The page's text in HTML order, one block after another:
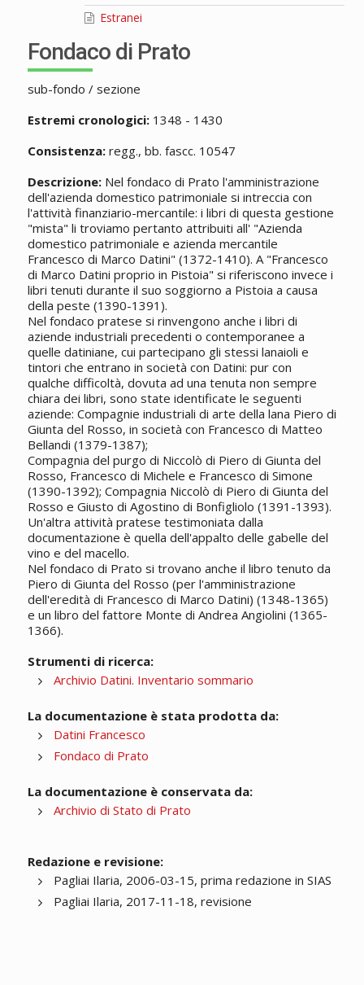
Estranei
Fondaco di Prato
sub-fondo / sezione
Estremi cronologici:1348 - 1430
Consistenza:regg., bb. fascc. 10547
Descrizione:Nel fondaco di Prato l'amministrazione
dell'azienda domestico patrimoniale si intreccia con
l'attività finanziario-mercantile: i libri di questa gestione
"mista" li troviamo pertanto attribuiti all' "Azienda
domestico patrimoniale e azienda mercantile
Francesco di Marco Datini" (1372-1410). A "Francesco
di Marco Datini proprio in Pistoia" si riferiscono invece i
libri tenuti durante il suo soggiorno a Pistoia a causa
della peste (1390-1391).
Nel fondaco pratese si rinvengono anche i libri di
aziende industriali precedenti o contemporanee a
quelle datiniane, cui partecipano gli stessi lanaioli e
tintori che entrano in società con Datini: pur con
qualche difficoltà, dovuta ad una tenuta non sempre
chiara dei libri, sono state identificate le seguenti
aziende: Compagnie industriali di arte della lana Piero di
Giunta del Rosso, in società con Francesco di Matteo
Bellandi (1379-1387);
Compagnia del purgo di Niccolò di Piero di Giunta del
Rosso, Francesco di Michele e Francesco di Simone
(1390-1392); Compagnia Niccolò di Piero di Giunta del
Rosso e Giusto di Agostino di Bonfigliolo (1391-1393).
Un'altra attività pratese testimoniata dalla
documentazione è quella dell'appalto delle gabelle del
vino e del macello.
Nel fondaco di Prato si trovano anche il libro tenuto da
Piero di Giunta del Rosso (per l'amministrazione
dell'eredità di Francesco di Marco Datini) (1348-1365)
e un libro del fattore Monte di Andrea Angiolini (1365-
1366).
Strumenti di ricerca:
Archivio Datini. Inventario sommario
La documentazione è stata prodotta da:
Datini Francesco
Fondaco di Prato
La documentazione è conservata da:
Archivio di Stato di Prato
Redazione e revisione:
Pagliai Ilaria, 2006-03-15, prima redazione in SIAS
Pagliai Ilaria, 2017-11-18, revisione